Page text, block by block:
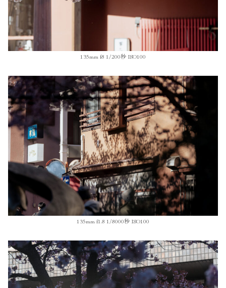
135mm f8 1/200秒 ISO100
135mm f1.8 1/8000秒 ISO100